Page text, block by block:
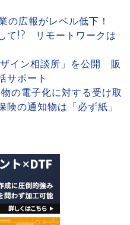
の広報がレベル低下！
て!? リモートワークは
イン相談所」を公開 販
サポート
の電子化に対する受け取
の通知物は「必ず紙」